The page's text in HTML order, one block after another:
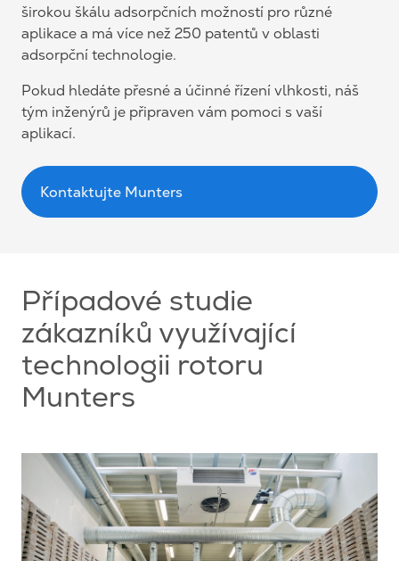
širokou škálu adsorpčních možností pro různé
aplikace a má více než 250 patentů v oblasti
adsorpční technologie.
Pokud hledáte přesné a účinné řízení vlhkosti, náš
tým inženýrů je připraven vám pomoci s vaší
aplikací.
Kontaktujte Munters
Případové studie
zákazníků využívající
technologii rotoru
Munters